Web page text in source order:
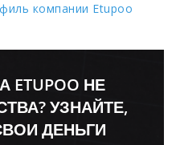
компании Etupoo
НЕ
УЗНАЙТЕ,
ДЕНЬГИ